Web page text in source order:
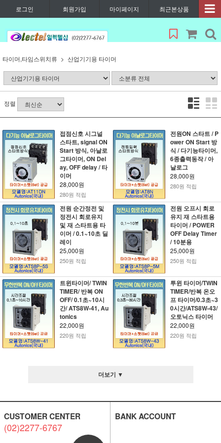
로그인 회원가입 마이페이지 최근본상품
타이머,타임스위치류 산업기기용 타이머
정렬
접점신호 시그널
스타트, signal ON
Start 방식, 아날로
그타이머, ON Del
ay, OFF delay / 타
이머
28,000원
280원 적립
전원ON 스타트 / P
ower ON Start 방
식 / 다기능타이머,
6종출력동작 / 아
날로그
28,000원
280원 적립
전원 순간정전 및
정전시 회로유지
및 재 스타트용 타
이머 / 0.1~10초 딜
레이
25,000원
250원 적립
전원 오프시 회로
유지 재 스타트용
타이머 / POWER
OFF Delay Timer
/ 10분용
25,000원
250원 적립
트윈타이머/ TWIN
TIMER/ 반복 ON
OFF/ 0.1초~10시
간/ ATS8W-41, Au
tonics
22,000원
220원 적립
투윈 타이머/TWIN
TIMER/반복 온오
프 타이머/0.3초~3
0시간/ATS8W-43/
오토닉스 타이머
22,000원
220원 적립
더보기 ▼
CUSTOMER CENTER
(02)2277-6767
BANK ACCOUNT